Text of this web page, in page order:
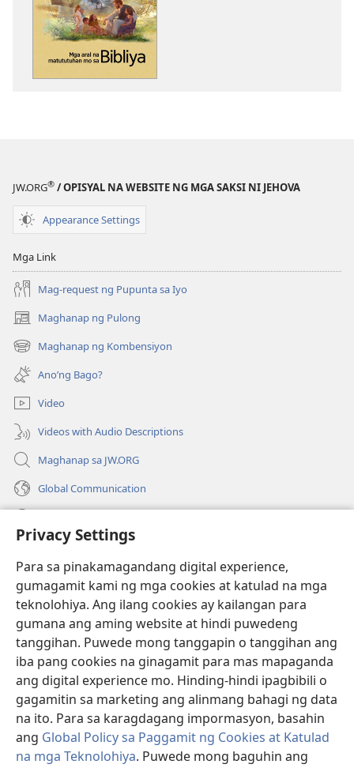
Privacy Settings
Para sa pinakamagandang digital experience,
gumagamit kami ng mga cookies at katulad na mga
teknolohiya. Ang ilang cookies ay kailangan para
gumana ang aming website at hindi puwedeng
tanggihan. Puwede mong tanggapin o tanggihan ang
iba pang cookies na ginagamit para mas mapaganda
ang digital experience mo. Hinding-hindi ipagbibili o
gagamitin sa marketing ang alinmang bahagi ng data
na ito. Para sa karagdagang impormasyon, basahin
ang Global Policy sa Paggamit ng Cookies at Katulad
na mga Teknolohiya. Puwede mong baguhin ang
sa
sa
JW.ORG® / OPISYAL NA WEBSITE NG MGA SAKSI NI JEHOVA
Appearance Settings
Mga Link
Mag-request ng Pupunta sa Iyo
Maghanap ng Pulong
(may
bubukas
na
bagong
window)
Maghanap ng Kombensiyon
(may
bubukas
na
bagong
window)
Ano’ng Bago?
Video
Videos with Audio Descriptions
Maghanap sa JW.ORG
Global Communication
(may
na
bagong
window)
Watchtower ONLINE LIBRARY™
(may
bubukas
na
bagong
window)
JW Hub ®
(may
bubukas
bagong
window)
JW Library ®
Watchtower Library®